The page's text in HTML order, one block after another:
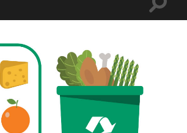
Toggle